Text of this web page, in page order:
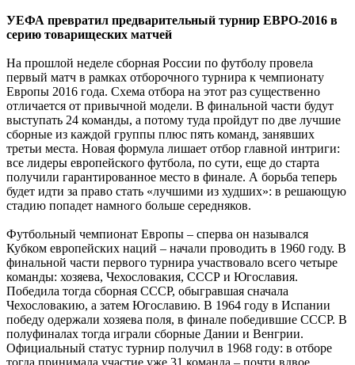
УЕФА превратил предварительный турнир ЕВРО-2016 в
серию товарищеских матчей
На прошлой неделе сборная России по футболу провела
первый матч в рамках отборочного турнира к чемпионату
Европы 2016 года. Схема отбора на этот раз существенно
отличается от привычной модели. В финальной части будут
выступать 24 команды, а потому туда пройдут по две лучшие
сборные из каждой группы плюс пять команд, занявших
третьи места. Новая формула лишает отбор главной интриги:
все лидеры европейского футбола, по сути, еще до старта
получили гарантированное место в финале. А борьба теперь
будет идти за право стать «лучшими из худших»: в решающую
стадию попадет намного больше середняков.
Футбольный чемпионат Европы – сперва он назывался
Кубком европейских наций – начали проводить в 1960 году. В
финальной части первого турнира участвовало всего четыре
команды: хозяева, Чехословакия, СССР и Югославия.
Победила тогда сборная СССР, обыгравшая сначала
Чехословакию, а затем Югославию. В 1964 году в Испании
победу одержали хозяева поля, в финале победившие СССР. В
полуфиналах тогда играли сборные Дании и Венгрии.
Официальный статус турнир получил в 1968 году: в отборе
тогда принимала участие уже 31 команда – почти вдвое